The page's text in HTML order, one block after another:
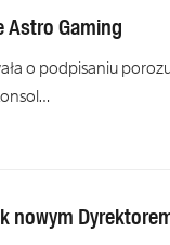
Astro Gaming
o podpisaniu
nowym